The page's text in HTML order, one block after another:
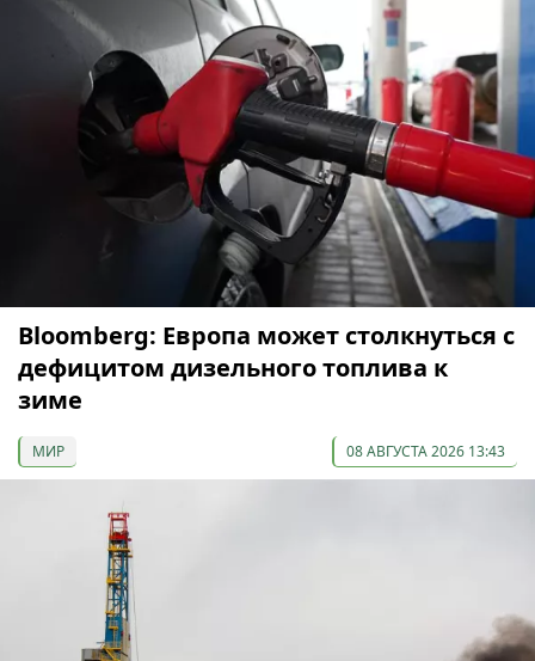
Bloomberg: Европа может столкнуться с
дефицитом дизельного топлива к
зиме
МИР 08 АВГУСТА 2026 13:43